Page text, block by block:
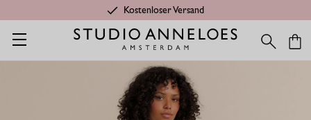
Kostenloser Versand
Startseite Shop Anlässe Summer Styles Lindy leopard